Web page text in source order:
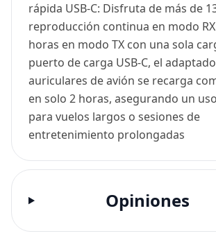
rápida USB-C: Disfruta de más de
reproducción continua en modo
horas en modo TX con una sola
puerto de carga USB-C, el
auriculares de avión se recarga
en solo 2 horas, asegurando un
para vuelos largos o sesiones de
entretenimiento prolongadas
Opiniones